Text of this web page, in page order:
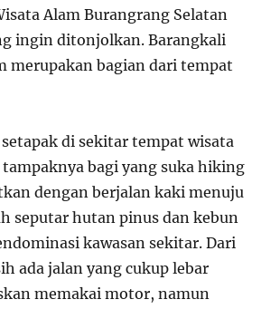
Alam Burangrang Selatan
ingin ditonjolkan. Barangkali
merupakan bagian dari tempat
di sekitar tempat wisata
bagi yang suka hiking
dengan berjalan kaki menuju
seputar hutan pinus dan kebun
kawasan sekitar. Dari
ada jalan yang cukup lebar
memakai motor, namun